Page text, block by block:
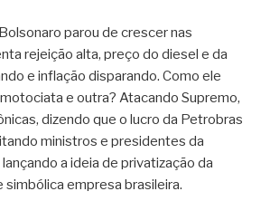
parou de crescer nas
rejeição alta, preço do diesel e da
e inflação disparando. Como ele
e outra? Atacando Supremo,
dizendo que o lucro da Petrobras
ministros e presidentes da
a ideia de privatização da
empresa brasileira.